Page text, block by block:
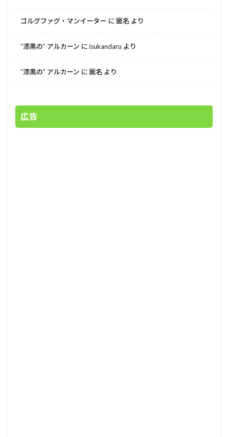
ゴルグファグ・マンイーター に 匿名 より
“漆黒の” アルカーン にisukandaru より
“漆黒の” アルカーン に 匿名 より
広告